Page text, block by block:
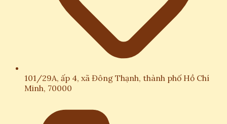
101/29A, ấp 4, xã Đông Thạnh, thành phố Hồ Chí
Minh, 70000